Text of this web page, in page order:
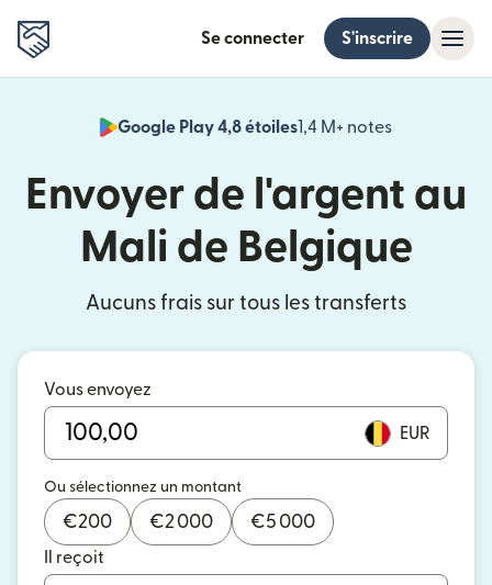
Se connecter S'inscrire
Google Play 4,8 étoiles1,4 M+ notes
Envoyer de l'argent au
Mali de Belgique
Aucuns frais sur tous les transferts
Vous envoyez
EUR
Ou sélectionnez un montant
€200 €2 000 €5 000
Il reçoit